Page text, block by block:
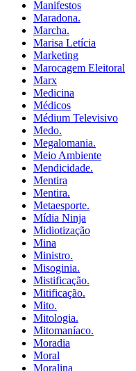
Manifestos
Maradona.
Marcha.
Marisa Letícia
Marketing
Marocagem Eleitoral
Marx
Medicina
Médicos
Médium Televisivo
Medo.
Megalomania.
Meio Ambiente
Mendicidade.
Mentira
Mentira.
Metaesporte.
Mídia Ninja
Midiotização
Mina
Ministro.
Misoginia.
Mistificação.
Mitificação.
Mito.
Mitologia.
Mitomaníaco.
Moradia
Moral
Moralina